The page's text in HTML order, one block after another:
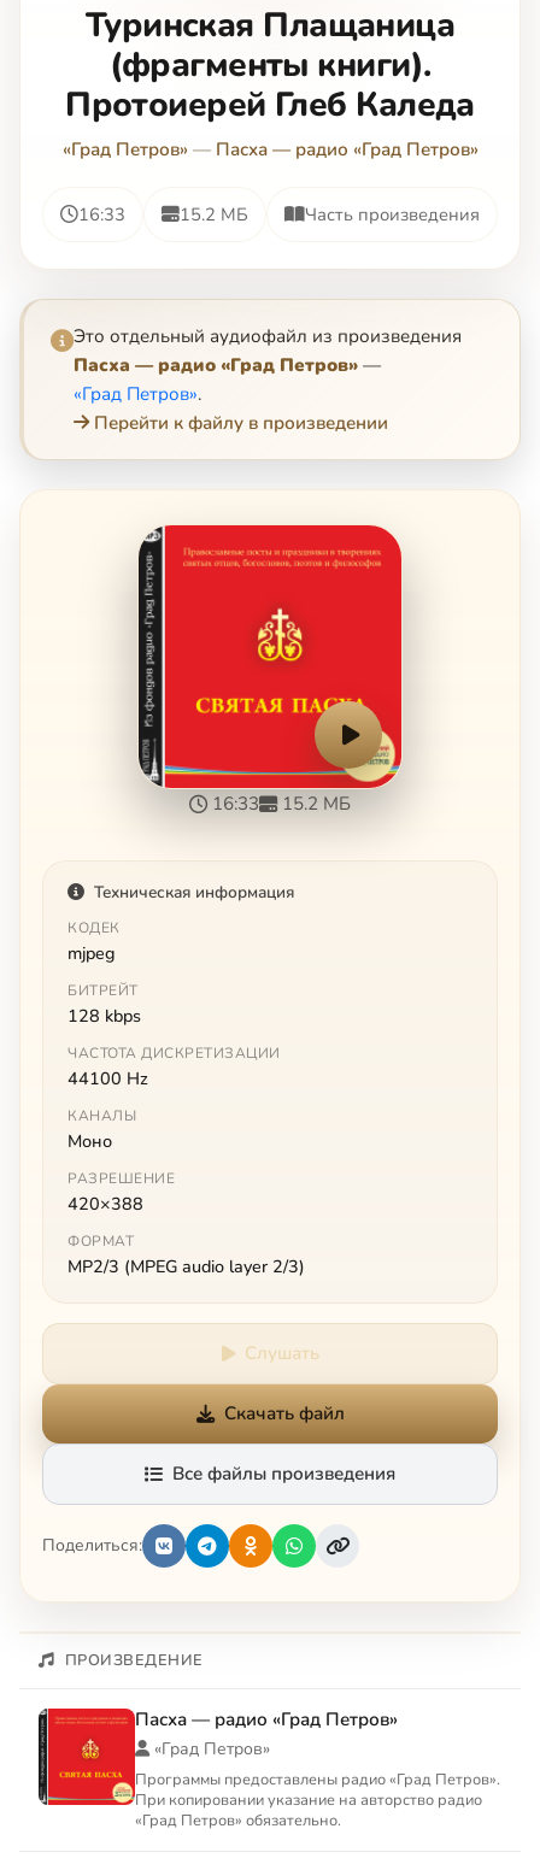
Туринская Плащаница
(фрагменты книги).
Протоиерей Глеб Каледа
«Град Петров» — Пасха — радио «Град Петров»
16:33 15.2 МБ Часть произведения
Это отдельный аудиофайл из произведения
Пасха — радио «Град Петров» —
«Град Петров».
Перейти к файлу в произведении
16:33 15.2 МБ
Техническая информация
КОДЕК
mjpeg
БИТРЕЙТ
128 kbps
ЧАСТОТА ДИСКРЕТИЗАЦИИ
44100 Hz
КАНАЛЫ
Моно
РАЗРЕШЕНИЕ
420×388
ФОРМАТ
MP2/3 (MPEG audio layer 2/3)
Слушать
Скачать файл
Все файлы произведения
Поделиться:
ПРОИЗВЕДЕНИЕ
Пасха — радио «Град Петров»
«Град Петров»
Программы предоставлены радио «Град Петров».
При копировании указание на авторство радио
«Град Петров» обязательно.